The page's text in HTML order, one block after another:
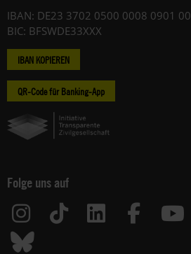
IBAN: DE23 3702 0500 0008 0901 00
BIC: BFSWDE33XXX
IBAN KOPIEREN
QR-Code für Banking-App
Folge uns auf